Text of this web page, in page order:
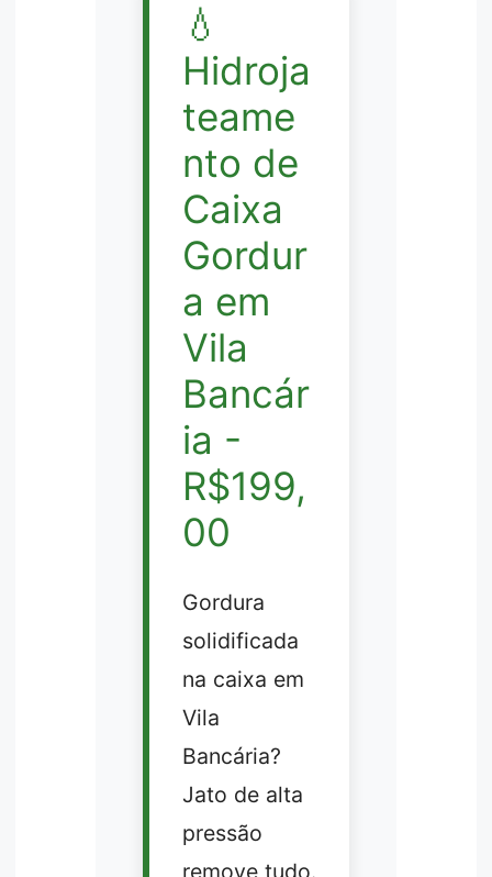
💧
Hidroja
teame
nto de
Caixa
Gordur
a em
Vila
Bancár
ia -
R$199,
00
Gordura
solidificada
na caixa em
Vila
Bancária?
Jato de alta
pressão
remove tudo.